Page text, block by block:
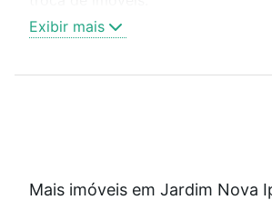
Como escolher um imóvel?
Use barra de busca no topo para
ou sem vaga de garagem para
Imóveis com 3 banheiros à
Aqui na Loft temos a oferta ideal
Exibir mais
Mais imóveis em Jardim Nova